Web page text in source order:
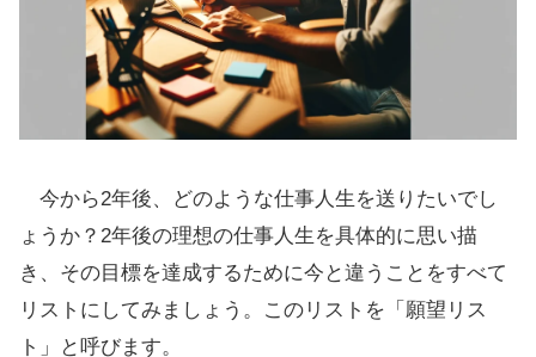
今から2年後、どのような仕事人生を送りたいでし
ょうか？2年後の理想の仕事人生を具体的に思い描
き、その目標を達成するために今と違うことをすべて
リストにしてみましょう。このリストを「願望リス
ト」と呼びます。